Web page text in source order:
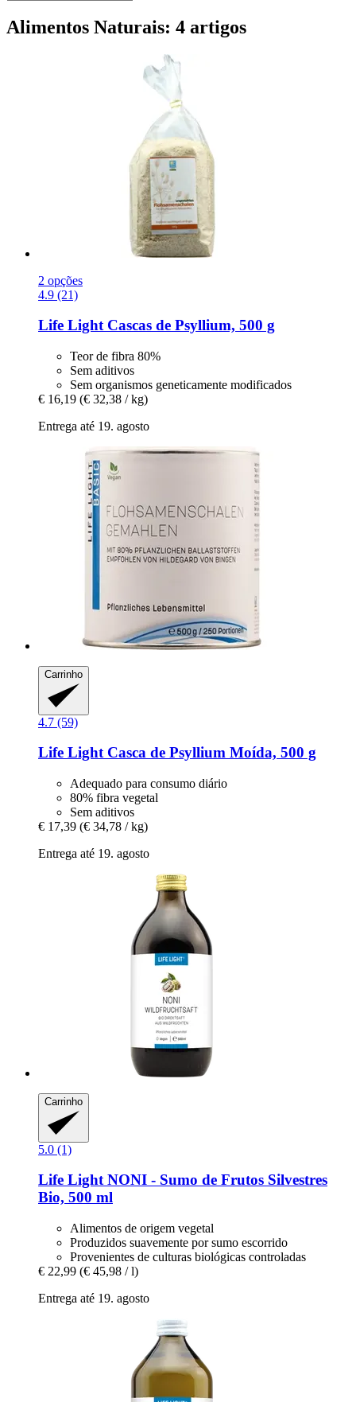
Alimentos Naturais: 4 artigos
2 opções
4.9 (21)
Life LightCascas de Psyllium, 500 g
Teor de fibra 80%
Sem aditivos
Sem organismos geneticamente modificados
€ 16,19 (€ 32,38 / kg)
Entrega até 19. agosto
Carrinho
4.7 (59)
Life LightCasca de Psyllium Moída, 500 g
Adequado para consumo diário
80% fibra vegetal
Sem aditivos
€ 17,39 (€ 34,78 / kg)
Entrega até 19. agosto
Carrinho
5.0 (1)
Life LightNONI -​ Sumo de Frutos Silvestres
Bio, 500 ml
Alimentos de origem vegetal
Produzidos suavemente por sumo escorrido
Provenientes de culturas biológicas controladas
€ 22,99 (€ 45,98 / l)
Entrega até 19. agosto